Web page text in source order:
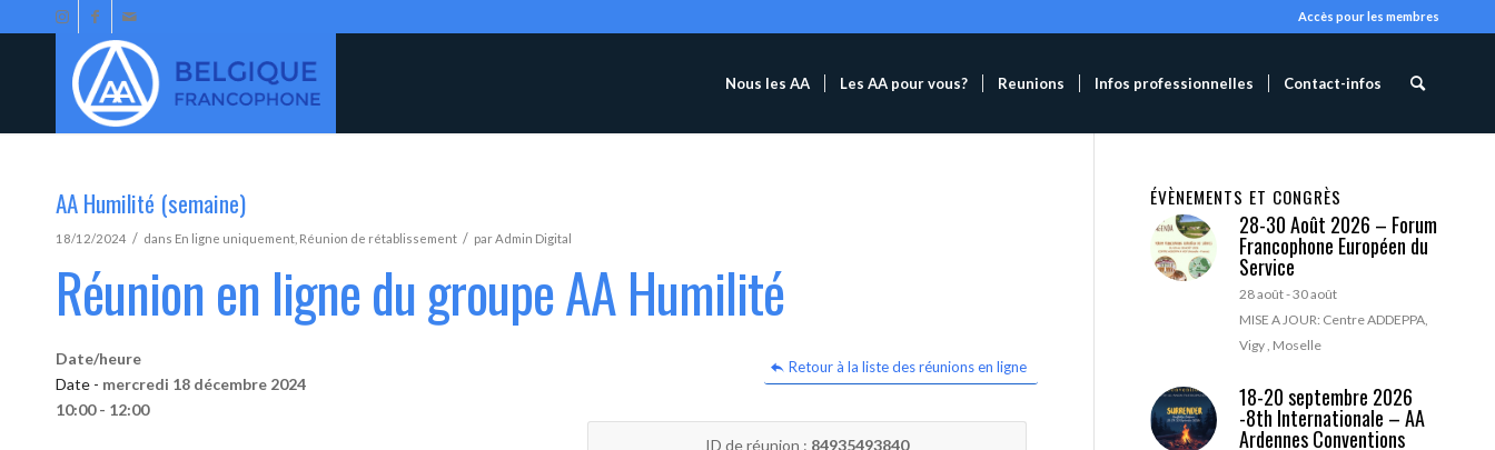
Accès pour les membres
Nous les AA Les AA pour vous? Reunions Infos professionnelles Contact-infos
AA Humilité (semaine)
18/12/2024 / dans En ligne uniquement Réunion de rétablissement / parAdmin Digital
Réunion en ligne du groupe AA Humilité
Retour à la liste des réunions en ligne
Date/heure
Date - mercredi 18 décembre 2024
10:00 - 12:00
ID de réunion : 84935493840
ÉVÈNEMENTS ET CONGRÈS
28-30 Août 2026 – Forum
Francophone Européen du
Service
28 août-30 août
MISE A JOUR: Centre ADDEPPA,
Vigy , Moselle
18-20 septembre 2026
-8th Internationale – AA
Ardennes Conventions